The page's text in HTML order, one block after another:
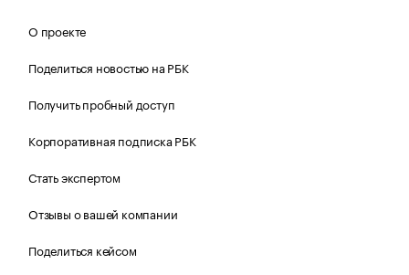
О проекте
Поделиться новостью на РБК
Получить пробный доступ
Корпоративная подписка РБК
Стать экспертом
Отзывы о вашей компании
Поделиться кейсом